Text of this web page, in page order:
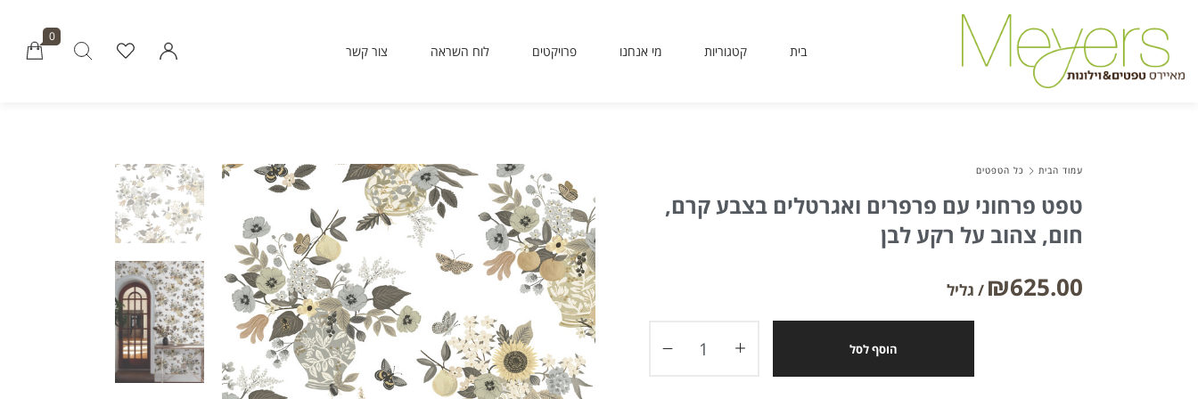
even hire freelancers. With an industry-leading
marketplace paired with an unlimited
subscription service, Envato helps creatives
like you get projects done faster.
About Envato
Careers
Community
Blog
בית קטגוריות מי אנחנו פרויקטים לוח השראה צור קשר
0
עמוד הבית כל הטפטים
טפט פרחוני עם פרפרים ואגרטלים בצבע קרם,
חום, צהוב על רקע לבן
₪625.00
הוסף לסל